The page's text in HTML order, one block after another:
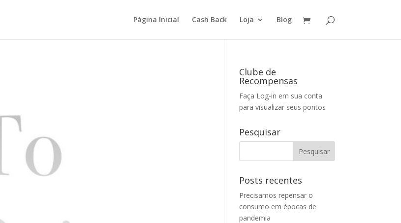
Página Inicial Cash Back Loja Blog
Clube de
Recompensas
Faça Log-in em sua conta
para visualizar seus pontos
Pesquisar
Posts recentes
Precisamos repensar o
consumo em épocas de
pandemia